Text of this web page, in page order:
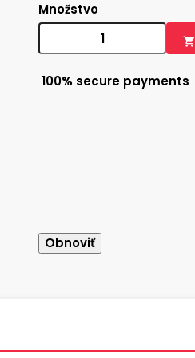
Množstvo

100% secure payments